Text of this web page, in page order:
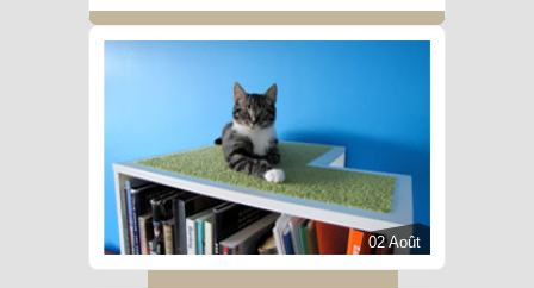
02 Août